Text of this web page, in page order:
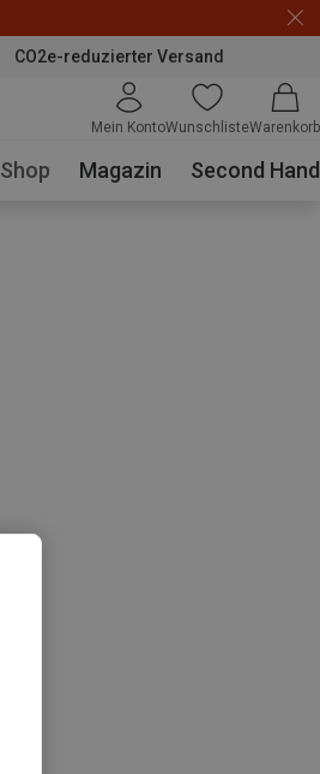
CO2e-reduzierter Versand
Mein KontoWunschlisteWarenkorb
Shop Magazin Second Hand